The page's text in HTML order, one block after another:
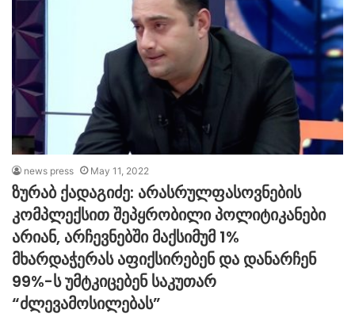
news press May 11, 2022
ზურაბ ქადაგიძე: არასრულფასოვნების
კომპლექსით შეპყრობილი პოლიტიკანები
არიან, არჩევნებში მაქსიმუმ 1%
მხარდაჭერას აფიქსირებენ და დანარჩენ
99%-ს უმტკიცებენ საკუთარ
“ძლევამოსილებას”